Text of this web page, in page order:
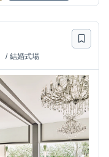
/ 結婚式場